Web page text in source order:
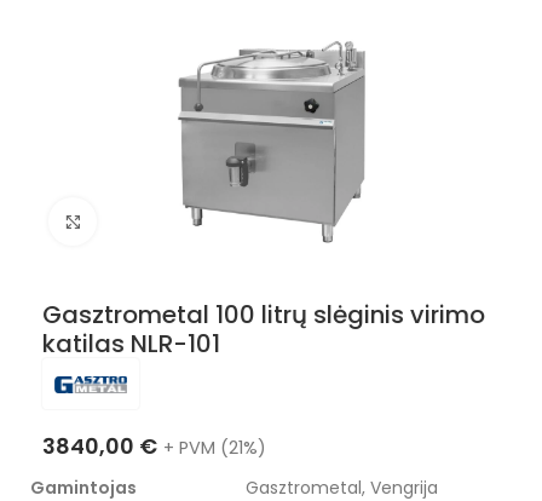
Nuotraukos padidinimas
Gasztrometal 100 litrų slėginis virimo
katilas NLR-101
3840,00 € + PVM (21%)
Gamintojas
Gasztrometal, Vengrija